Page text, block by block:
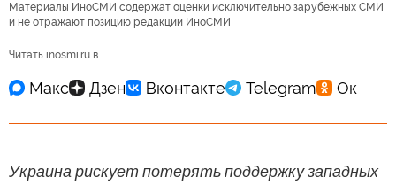
Материалы ИноСМИ содержат оценки исключительно зарубежных СМИ
и не отражают позицию редакции ИноСМИ
Читать inosmi.ru в
Украина рискует потерять поддержку западных